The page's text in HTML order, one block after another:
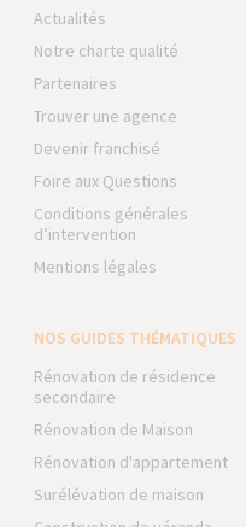
Actualités
Notre charte qualité
Partenaires
Trouver une agence
Devenir franchisé
Foire aux Questions
Conditions générales
d’intervention
Mentions légales
NOS GUIDES THÉMATIQUES
Rénovation de résidence
secondaire
Rénovation de Maison
Rénovation d'appartement
Surélévation de maison